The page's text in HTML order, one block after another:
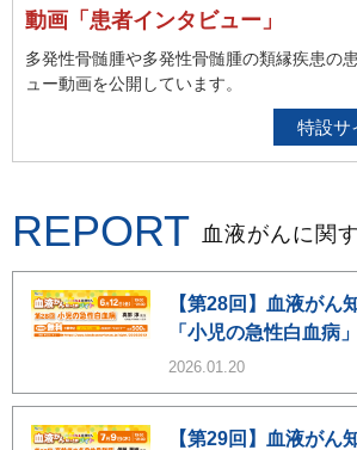
動画「患者インタビュー」
多発性骨髄腫や多発性骨髄腫の類縁疾患の
ュー動画を公開しています。
特設サ
REPORT 血液がんに関
【第28回】血液がん
「小児の急性白血病」
2026.01.20
【第29回】血液がん